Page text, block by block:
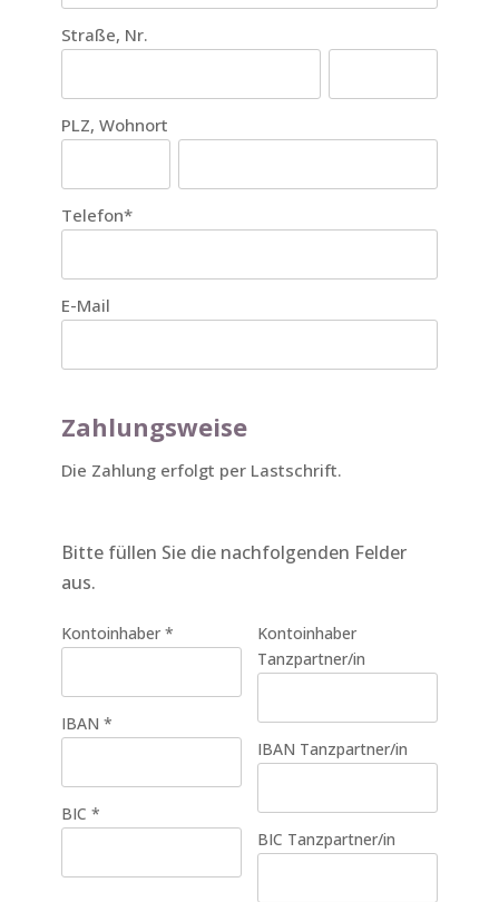
Straße, Nr.
PLZ, Wohnort
Telefon*
E-Mail
Zahlungsweise
Die Zahlung erfolgt per Lastschrift.
Bitte füllen Sie die nachfolgenden Felder
aus.
Kontoinhaber *
IBAN *
BIC *
Kontoinhaber
Tanzpartner/in
IBAN Tanzpartner/in
BIC Tanzpartner/in